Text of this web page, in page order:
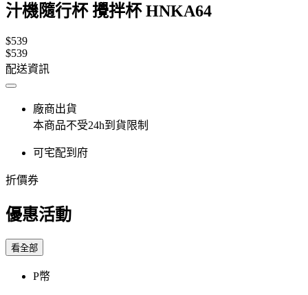
汁機隨行杯 攪拌杯 HNKA64
$539
$539
配送資訊
廠商出貨
本商品不受24h到貨限制
可宅配到府
折價券
優惠活動
看全部
P幣